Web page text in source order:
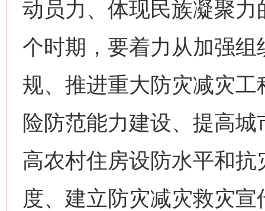
动员力、体现民族凝聚
个时期，要着力从加强
规、推进重大防灾减灾
险防范能力建设、提高
高农村住房设防水平和
度、建立防灾减灾救灾